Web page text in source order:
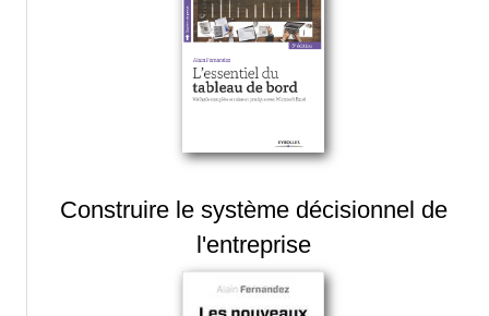
Construire le système décisionnel de
l'entreprise